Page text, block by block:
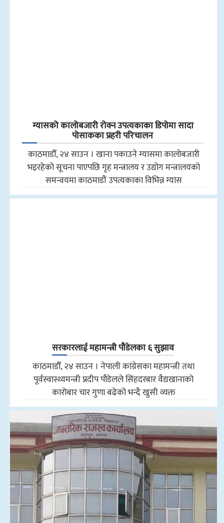
ग्यासको कालोबजारी रोक्न उपत्यकाका डिपोमा सादा
पोसाकका प्रहरी परिचालन
काठमाडौँ, २४ साउन । खाना पकाउने ग्यासमा कालोबजारी
भइरहेको सूचना पाएपछि गृह मन्त्रालय र उद्योग मन्त्रालयको
समन्वयमा काठमाडौं उपत्यकाका विभिन्न ग्यास
सरकारलाई महामन्त्री पौडेलका ६ सुझाव
काठमाडौँ, २४ साउन । नेपाली कांग्रेसका महामन्त्री तथा
पूर्वस्वास्थ्यमन्त्री प्रदीप पौडेलले सिंहदरबार वैद्यखानाको
कारोबार चार गुणा बढेको भन्दै खुसी व्यक्त